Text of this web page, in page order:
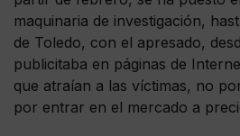
maquinaria de investigación,
de Toledo, con el apresado,
publicitaba en páginas de
que atraían a las víctimas, no
por entrar en el mercado a